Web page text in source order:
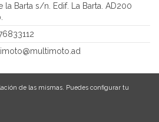
la Barta s/n. Edif. La Barta. AD200
de las mismas. Puedes configurar tu